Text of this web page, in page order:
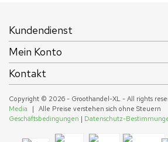
Kundendienst
Mein Konto
Kontakt
Copyright © 2026 - Groothandel-XL - All rights
Media
|
Alle Preise verstehen sich ohne Steuern
Geschäftsbedingungen | Datenschutz-